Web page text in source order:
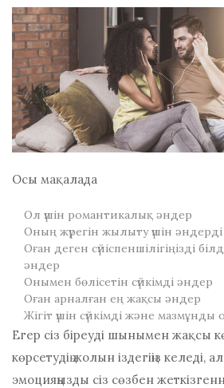
Осы мақалада
Ол үшін романтикалық әндер
Оның жүрегін жылыту үшін әндерді
Оған деген сүйіспеншілігіңізді
әндер
Онымен бөлісетін сүйкімді әндер
Оған арналған ең жақсы әндер
Жігіт үшін сүйкімді және мазмұнды
Егер сіз біреуді шынымен жақсы
көрсетудің жолын іздегіңіз келеді,
эмоцияңызды сіз сөзбен